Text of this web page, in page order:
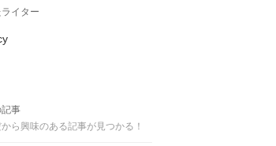
イター
記事
ら興味のある記事が見つかる！